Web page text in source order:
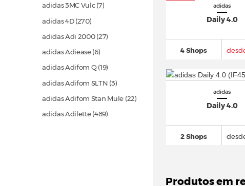
adidas 3MC Vulc (7)
adidas 4D(270)
adidas Adi 2000(27)
adidas Adiease (6)
adidas Adifom Q(19)
adidas Adifom SLTN (3)
adidas Adifom Stan Mule (22)
adidas Adilette(489)
adidas
Daily 4.0
4 Shops
adidas
Daily 4.0
2 Shops
Produtos em